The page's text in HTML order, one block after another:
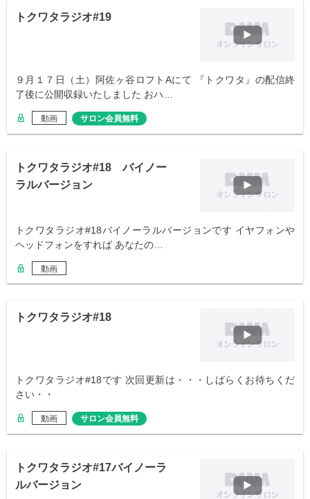
トクワタラジオ#19
９月１７日（土）阿佐ヶ谷ロフトAにて 『トクワタ』の配信終
了後に公開収録いたしました おハ…
動画 サロン会員無料
トクワタラジオ#18 バイノー
ラルバージョン
トクワタラジオ#18バイノーラルバージョンです イヤフォンや
ヘッドフォンをすれば あなたの…
動画
トクワタラジオ#18
トクワタラジオ#18です 次回更新は・・・しばらくお待ちくだ
さい・・
動画 サロン会員無料
トクワタラジオ#17バイノーラ
ルバージョン